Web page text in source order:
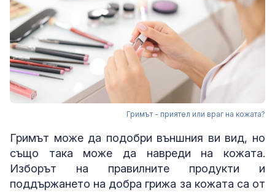
Гримът - приятел или враг на кожата?
Гримът може да подобри външния ви вид, но
също така може да навреди на кожата.
Изборът на правилните продукти и
поддържането на добра грижа за кожата са от